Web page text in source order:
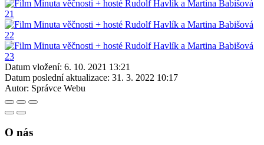
Datum vložení: 6. 10. 2021 13:21
Datum poslední aktualizace: 31. 3. 2022 10:17
Autor: Správce Webu
O nás